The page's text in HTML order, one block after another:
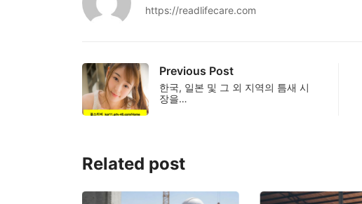
https://readlifecare.com
Previous Post
한국, 일본 및 그 외 지역의 틈새 시
장을…
Related post